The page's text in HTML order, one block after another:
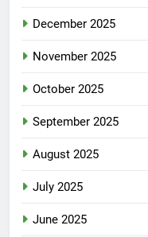
December 2025
November 2025
October 2025
September 2025
August 2025
July 2025
June 2025